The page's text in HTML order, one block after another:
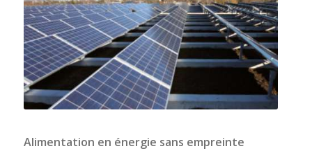
Alimentation en énergie sans empreinte